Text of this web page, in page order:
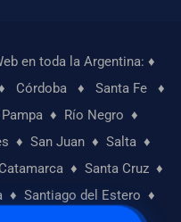
en toda la Argentina: ♦
Córdoba ♦ Santa Fe ♦
Pampa♦ Río Negro ♦
♦ San Juan ♦ Salta ♦
Catamarca♦ Santa Cruz♦
♦ Santiago del Estero ♦